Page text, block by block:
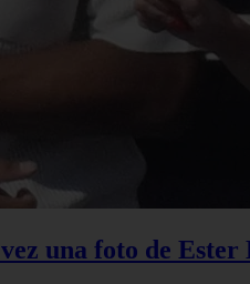
una foto de Ester